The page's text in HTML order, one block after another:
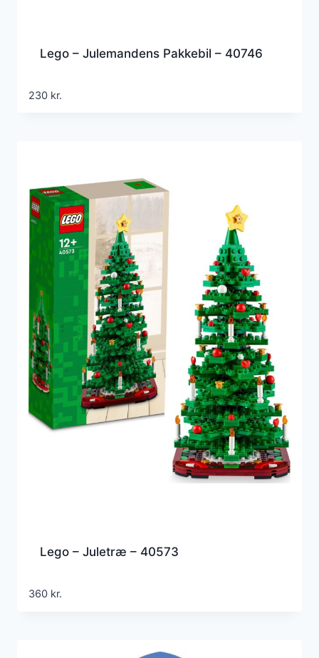
Lego – Julemandens Pakkebil – 40746
230 kr.
Lego – Juletræ – 40573
360 kr.